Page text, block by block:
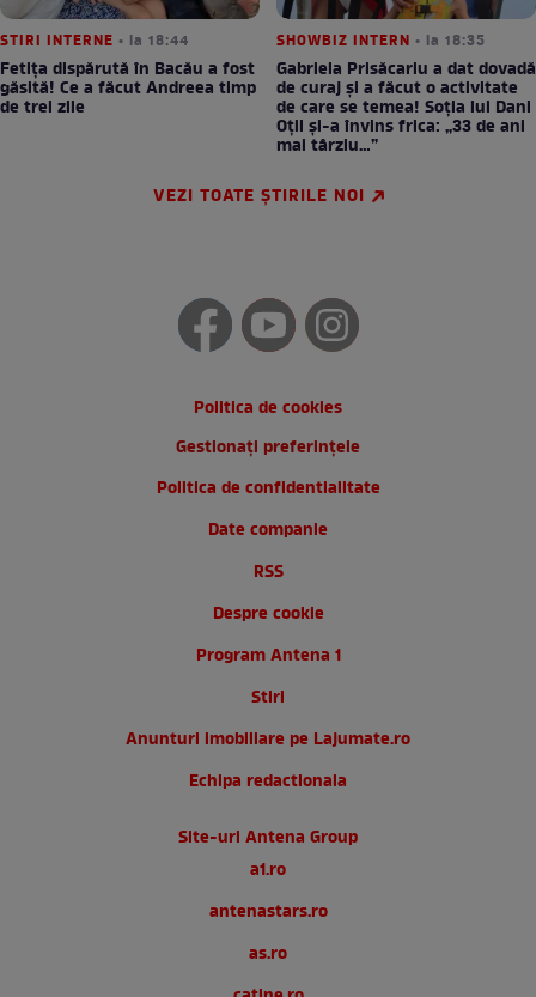
STIRI INTERNE • la 18:44
Fetița dispărută în Bacău a fost
găsită! Ce a făcut Andreea timp
de trei zile
SHOWBIZ INTERN • la 18:35
Gabriela Prisăcariu a dat dovadă
de curaj și a făcut o activitate
de care se temea! Soția lui Dani
Oțil și-a învins frica: „33 de ani
mai târziu…”
VEZI TOATE ȘTIRILE NOI
Politica de cookies
Gestionați preferințele
Politica de confidentialitate
Date companie
RSS
Despre cookie
Program Antena 1
Stiri
Anunturi imobiliare pe Lajumate.ro
Echipa redactionala
Site-uri Antena Group
a1.ro
antenastars.ro
as.ro